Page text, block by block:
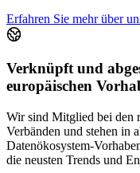
Erfahren Sie mehr über
Verknüpft und
europäischen
Wir sind Mitglied bei den
Verbänden und stehen in
Datenökosystem-
die neusten Trends und